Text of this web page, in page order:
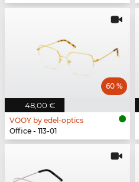
48,00 €
60 %
VOOY by edel-optics
Office - 113-01